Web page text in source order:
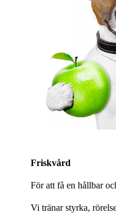
Friskvård
För att få en hållbar
Vi tränar styrka,